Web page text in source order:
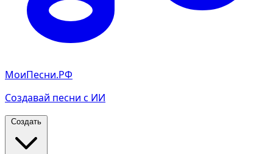
МоиПесни.РФ
Создавай песни с ИИ
Создать